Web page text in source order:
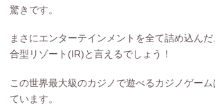
驚きです。
まさにエンターテインメントを全て詰め込ん
合型リゾート(IR)と言えるでしょう！
この世界最大級のカジノで遊べるカジノゲー
ています。